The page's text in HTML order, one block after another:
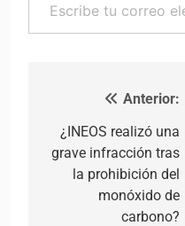
Navegación
Anterior:
¿INEOS realizó una
grave infracción tras
la prohibición del
monóxido de
carbono?